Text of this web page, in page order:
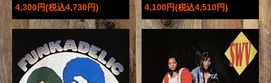
4,300円(税込4,730円)
4,100円(税込4,510円)